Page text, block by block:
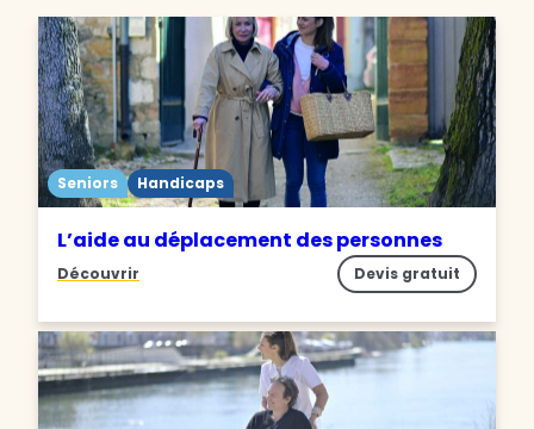
Seniors Handicaps
L’aide au déplacement des personnes
Découvrir Devis gratuit